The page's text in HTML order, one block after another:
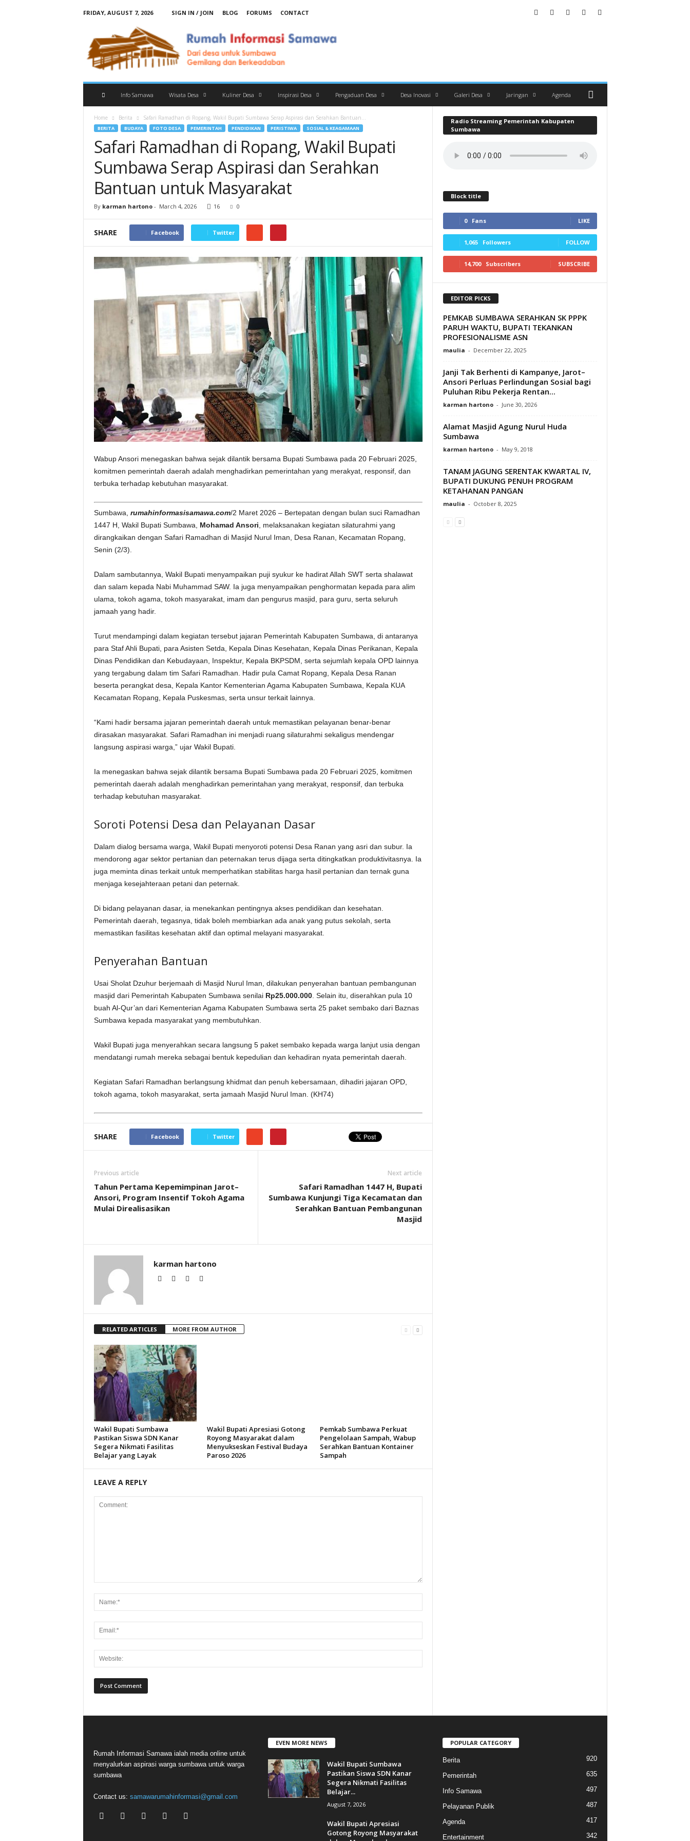
FRIDAY, AUGUST 7, 2026 SIGN IN / JOIN BLOG FORUMS
CONTACT
w
Info Samawa Wisata Desa Kuliner Desa Inspirasi Desa Pengaduan Desa Desa Inovasi Galeri Desa Jaringan Agenda
Home Berita Safari Ramadhan di Ropang, Wakil Bupati Sumbawa Serap Aspirasi dan Serahkan Bantuan...
BERITA BUDAYA FOTO DESA PEMERINTAH PENDIDIKAN PERISTIWA SOSIAL & KEAGAMAAN
Safari Ramadhan di Ropang, Wakil Bupati
Sumbawa Serap Aspirasi dan Serahkan
Bantuan untuk Masyarakat
By karman hartono- March 4, 2026 16 0
SHARE Facebook Twitter
Wabup Ansori menegaskan bahwa sejak dilantik bersama Bupati Sumbawa pada 20 Februari 2025,
komitmen pemerintah daerah adalah menghadirkan pemerintahan yang merakyat, responsif, dan
terbuka terhadap kebutuhan masyarakat.
Sumbawa, rumahinformasisamawa.com/2 Maret 2026 – Bertepatan dengan bulan suci Ramadhan
1447 H, Wakil Bupati Sumbawa, Mohamad Ansori , melaksanakan kegiatan silaturahmi yang
dirangkaikan dengan Safari Ramadhan di Masjid Nurul Iman, Desa Ranan, Kecamatan Ropang,
Senin (2/3).
Dalam sambutannya, Wakil Bupati menyampaikan puji syukur ke hadirat Allah SWT serta shalawat
dan salam kepada Nabi Muhammad SAW. Ia juga menyampaikan penghormatan kepada para alim
ulama, tokoh agama, tokoh masyarakat, imam dan pengurus masjid, para guru, serta seluruh
jamaah yang hadir.
Turut mendampingi dalam kegiatan tersebut jajaran Pemerintah Kabupaten Sumbawa, di antaranya
para Staf Ahli Bupati, para Asisten Setda, Kepala Dinas Kesehatan, Kepala Dinas Perikanan, Kepala
Dinas Pendidikan dan Kebudayaan, Inspektur, Kepala BKPSDM, serta sejumlah kepala OPD lainnya
yang tergabung dalam tim Safari Ramadhan. Hadir pula Camat Ropang, Kepala Desa Ranan
beserta perangkat desa, Kepala Kantor Kementerian Agama Kabupaten Sumbawa, Kepala KUA
Kecamatan Ropang, Kepala Puskesmas, serta unsur terkait lainnya.
“Kami hadir bersama jajaran pemerintah daerah untuk memastikan pelayanan benar-benar
dirasakan masyarakat. Safari Ramadhan ini menjadi ruang silaturahmi sekaligus mendengar
langsung aspirasi warga,” ujar Wakil Bupati.
Ia menegaskan bahwa sejak dilantik bersama Bupati Sumbawa pada 20 Februari 2025, komitmen
pemerintah daerah adalah menghadirkan pemerintahan yang merakyat, responsif, dan terbuka
terhadap kebutuhan masyarakat.
Soroti Potensi Desa dan Pelayanan Dasar
Dalam dialog bersama warga, Wakil Bupati menyoroti potensi Desa Ranan yang asri dan subur. Ia
mendorong agar sektor pertanian dan peternakan terus dijaga serta ditingkatkan produktivitasnya. Ia
juga meminta dinas terkait untuk memperhatikan stabilitas harga hasil pertanian dan ternak guna
menjaga kesejahteraan petani dan peternak.
Di bidang pelayanan dasar, ia menekankan pentingnya akses pendidikan dan kesehatan.
Pemerintah daerah, tegasnya, tidak boleh membiarkan ada anak yang putus sekolah, serta
memastikan fasilitas kesehatan aktif dan optimal melayani masyarakat.
Penyerahan Bantuan
Usai Sholat Dzuhur berjemaah di Masjid Nurul Iman, dilakukan penyerahan bantuan pembangunan
masjid dari Pemerintah Kabupaten Sumbawa senilai Rp25.000.000. Selain itu, diserahkan pula 10
buah Al-Qur’an dari Kementerian Agama Kabupaten Sumbawa serta 25 paket sembako dari Baznas
Sumbawa kepada masyarakat yang membutuhkan.
Wakil Bupati juga menyerahkan secara langsung 5 paket sembako kepada warga lanjut usia dengan
mendatangi rumah mereka sebagai bentuk kepedulian dan kehadiran nyata pemerintah daerah.
Kegiatan Safari Ramadhan berlangsung khidmat dan penuh kebersamaan, dihadiri jajaran OPD,
tokoh agama, tokoh masyarakat, serta jamaah Masjid Nurul Iman. (KH74)
SHARE Facebook Twitter
Previous article
Tahun Pertama Kepemimpinan Jarot–
Ansori, Program Insentif Tokoh Agama
Mulai Direalisasikan
Next article
Safari Ramadhan 1447 H, Bupati
Sumbawa Kunjungi Tiga Kecamatan dan
Serahkan Bantuan Pembangunan
Masjid
karman hartono
RELATED ARTICLES MORE FROM AUTHOR
Wakil Bupati Sumbawa
Pastikan Siswa SDN Kanar
Segera Nikmati Fasilitas
Belajar yang Layak
Wakil Bupati Apresiasi Gotong
Royong Masyarakat dalam
Menyukseskan Festival Budaya
Paroso 2026
Pemkab Sumbawa Perkuat
Pengelolaan Sampah, Wabup
Serahkan Bantuan Kontainer
Sampah
LEAVE A REPLY
Radio Streaming Pemerintah Kabupaten
Sumbawa
Block title
0 Fans LIKE
1,065 Followers FOLLOW
14,700 Subscribers SUBSCRIBE
EDITOR PICKS
PEMKAB SUMBAWA SERAHKAN SK PPPK
PARUH WAKTU, BUPATI TEKANKAN
PROFESIONALISME ASN
maulia - December 22, 2025
Janji Tak Berhenti di Kampanye, Jarot–
Ansori Perluas Perlindungan Sosial bagi
Puluhan Ribu Pekerja Rentan...
karman hartono - June 30, 2026
Alamat Masjid Agung Nurul Huda
Sumbawa
karman hartono - May 9, 2018
TANAM JAGUNG SERENTAK KWARTAL IV,
BUPATI DUKUNG PENUH PROGRAM
KETAHANAN PANGAN
maulia - October 8, 2025
Rumah Informasi Samawa ialah media online untuk
menyalurkan aspirasi warga sumbawa untuk warga
sumbawa
Contact us: samawarumahinformasi@gmail.com
EVEN MORE NEWS
Wakil Bupati Sumbawa
Pastikan Siswa SDN Kanar
Segera Nikmati Fasilitas
Belajar...
August 7, 2026
Wakil Bupati Apresiasi
Gotong Royong Masyarakat
POPULAR CATEGORY
Berita 920
Pemerintah 635
Info Samawa 497
Pelayanan Publik 487
Agenda 417
Entertainment 342